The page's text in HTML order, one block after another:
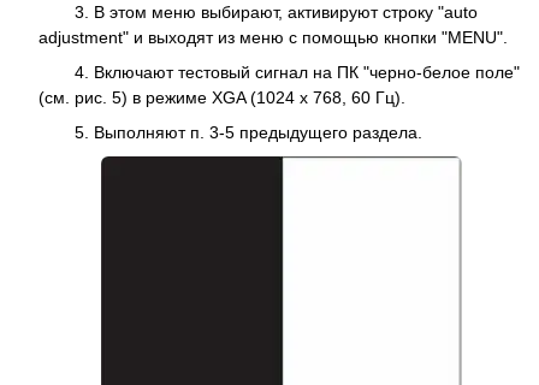
3. В этом меню выбирают, активируют строку "auto
adjustment" и выходят из меню с помощью кнопки "MENU".
4. Включают тестовый сигнал на ПК "черно-белое поле"
(см. рис. 5) в режиме XGA (1024 x 768, 60 Гц).
5. Выполняют п. 3-5 предыдущего раздела.